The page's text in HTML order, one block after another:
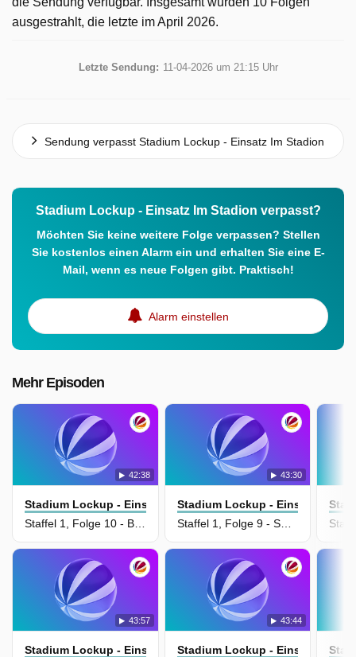
ausgestrahlt, die letzte im April 2026.
Letzte Sendung: 11-04-2026 um 21:15 Uhr
Sendung verpasst Stadium Lockup - Einsatz Im Stadion
Stadium Lockup - Einsatz Im Stadion verpasst?
Möchten Sie keine weitere Folge verpassen? Stellen
Sie kostenlos einen Alarm ein und erhalten Sie eine E-
Mail, wenn es neue Folgen gibt. Praktisch!
Alarm einstellen
Mehr Episoden
42:38
Stadium Lockup - Einsatz Im Stadion
Staffel 1, Folge 10 - Bombenalarm
43:30
Stadium Lockup - Einsatz Im
Staffel 1, Folge 9 - Swifties im Ausnahmezustand
43:57
Stadium Lockup - Einsatz Im Stadion
43:44
Stadium Lockup - Einsatz Im